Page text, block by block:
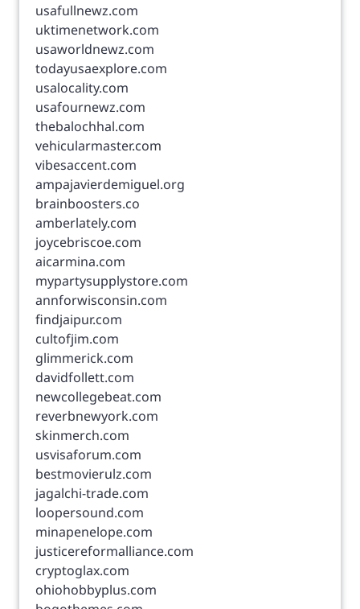
usafullnewz.com
uktimenetwork.com
usaworldnewz.com
todayusaexplore.com
usalocality.com
usafournewz.com
thebalochhal.com
vehicularmaster.com
vibesaccent.com
ampajavierdemiguel.org
brainboosters.co
amberlately.com
joycebriscoe.com
aicarmina.com
mypartysupplystore.com
annforwisconsin.com
findjaipur.com
cultofjim.com
glimmerick.com
davidfollett.com
newcollegebeat.com
reverbnewyork.com
skinmerch.com
usvisaforum.com
bestmovierulz.com
jagalchi-trade.com
loopersound.com
minapenelope.com
justicereformalliance.com
cryptoglax.com
ohiohobbyplus.com